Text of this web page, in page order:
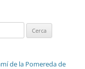
de la Pomereda de